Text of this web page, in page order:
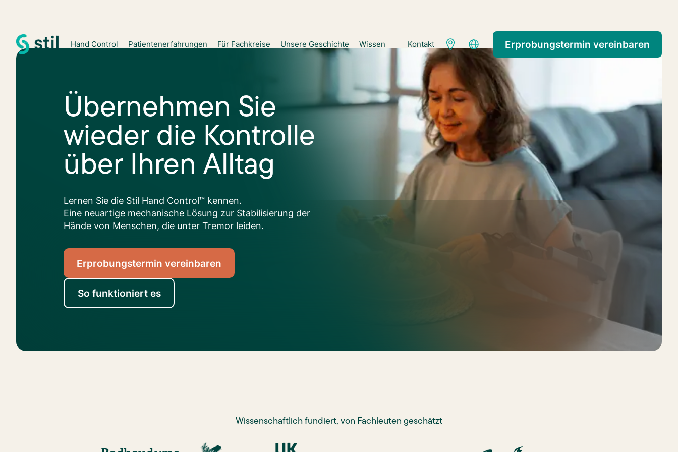
Hand Control Patientenerfahrungen Für Fachkreise Unsere Geschichte Wissen Kontakt Erprobungstermin vereinbaren
Übernehmen Sie
wieder die Kontrolle
über Ihren Alltag
Lernen Sie die Stil Hand Control™ kennen.
Eine neuartige mechanische Lösung zur Stabilisierung der
Hände von Menschen, die unter Tremor leiden.
Erprobungstermin vereinbaren
So funktioniert es
Wissenschaftlich fundiert, von Fachleuten geschätzt